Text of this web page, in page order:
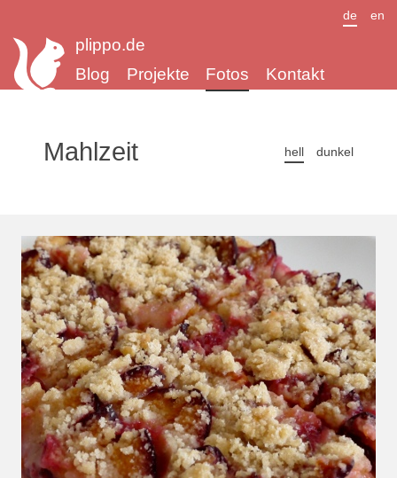
plippo.de
Blog
Projekte Fotos Kontakt
de en
Mahlzeit hell dunkel